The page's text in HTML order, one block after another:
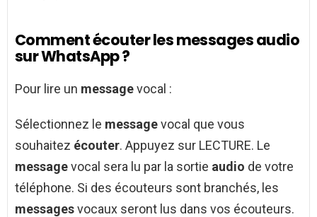
Comment écouter les messages audio
sur WhatsApp ?
Pour lire un messagevocal :
Sélectionnez le messagevocal que vous
souhaitez écouter. Appuyez sur LECTURE. Le
messagevocal sera lu par la sortie audio de votre
téléphone. Si des écouteurs sont branchés, les
messagesvocaux seront lus dans vos écouteurs.